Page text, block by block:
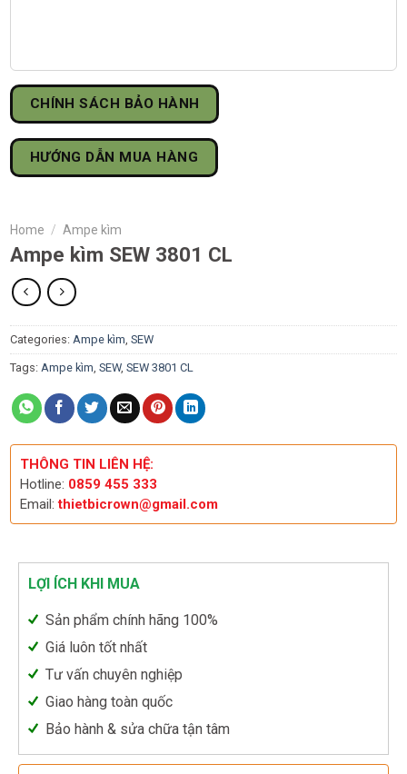
CHÍNH SÁCH BẢO HÀNH
HƯỚNG DẪN MUA HÀNG
Home / Ampe kìm
Ampe kìm SEW 3801 CL
Categories: Ampe kìm, SEW
Tags: Ampe kìm, SEW, SEW 3801 CL
THÔNG TIN LIÊN HỆ:
Hotline: 0859 455 333
Email:thietbicrown@gmail.com
LỢI ÍCH KHI MUA
Sản phẩm chính hãng 100%
Giá luôn tốt nhất
Tư vấn chuyên nghiệp
Giao hàng toàn quốc
Bảo hành & sửa chữa tận tâm